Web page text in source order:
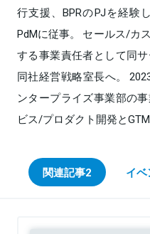
行支援、BPRのPJを経験
PdMに従事。 セールス/カ
する事業責任者として同
同社経営戦略室長へ。
ンタープライズ事業部の
ビス/プロダクト開発と
関連記事2 イベ